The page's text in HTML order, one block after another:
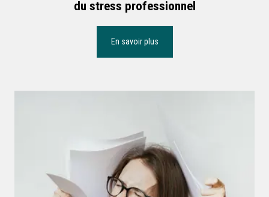
du stress professionnel
En savoir plus